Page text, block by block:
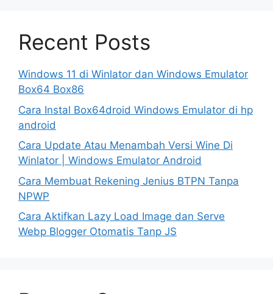
Recent Posts
Windows 11 di Winlator dan Windows Emulator
Box64 Box86
Cara Instal Box64droid Windows Emulator di hp
android
Cara Update Atau Menambah Versi Wine Di
Winlator | Windows Emulator Android
Cara Membuat Rekening Jenius BTPN Tanpa
NPWP
Cara Aktifkan Lazy Load Image dan Serve
Webp Blogger Otomatis Tanp JS